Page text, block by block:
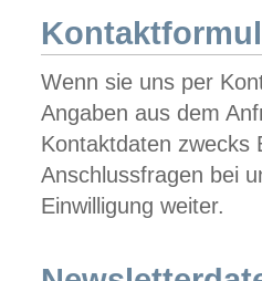
Wenn sie uns per
Angaben aus dem
Kontaktdaten zwecks
Anschlussfragen bei
Einwilligung weiter.